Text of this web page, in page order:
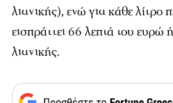
λιανικής), ενώ για κάθε λίτρο
εισπράττει 66 λεπτά του ευρώ
λιανικής.